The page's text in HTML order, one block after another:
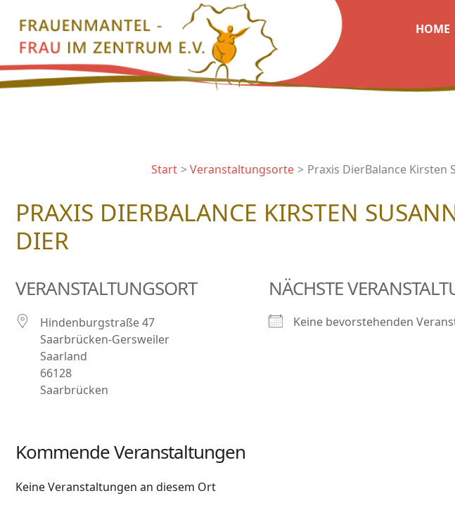
Inhalt
springen
HOME
Start Veranstaltungsorte Praxis DierBalance Kirsten
PRAXIS DIERBALANCE KIRSTEN
DIER
VERANSTALTUNGSORT
Hindenburgstraße 47
Saarbrücken-Gersweiler
Saarland
66128
Saarbrücken
NÄCHSTE
Keine bevorstehenden
Kommende Veranstaltungen
Keine Veranstaltungen an diesem Ort